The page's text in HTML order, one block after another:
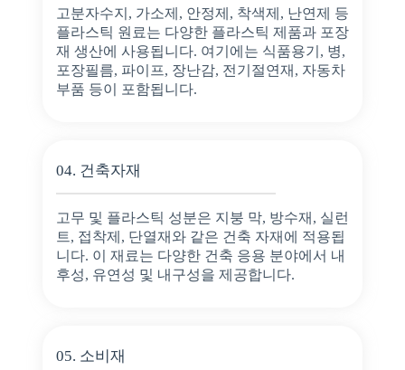
고분자수지, 가소제, 안정제, 착색제, 난연제 등
플라스틱 원료는 다양한 플라스틱 제품과 포장
재 생산에 사용됩니다. 여기에는 식품용기, 병,
포장필름, 파이프, 장난감, 전기절연재, 자동차
부품 등이 포함됩니다.
04. 건축자재
고무 및 플라스틱 성분은 지붕 막, 방수재, 실런
트, 접착제, 단열재와 같은 건축 자재에 적용됩
니다. 이 재료는 다양한 건축 응용 분야에서 내
후성, 유연성 및 내구성을 제공합니다.
05. 소비재